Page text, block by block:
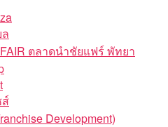
ตลาดนำชัยแฟร์ พัทยา
Development)